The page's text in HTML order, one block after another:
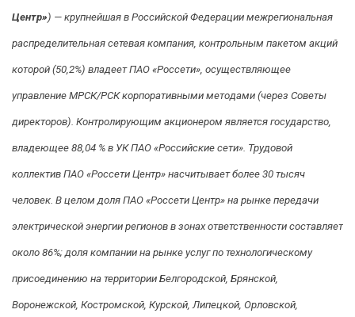
Центр») — крупнейшая в Российской Федерации межрегиональная
распределительная сетевая компания, контрольным пакетом акций
которой (50,2%) владеет ПАО «Россети», осуществляющее
управление МРСК/РСК корпоративными методами (через Советы
директоров). Контролирующим акционером является государство,
владеющее 88,04 % в УК ПАО «Российские сети». Трудовой
коллектив ПАО «Россети Центр» насчитывает более 30 тысяч
человек. В целом доля ПАО «Россети Центр» на рынке передачи
электрической энергии регионов в зонах ответственности составляет
около 86%; доля компании на рынке услуг по технологическому
присоединению на территории Белгородской, Брянской,
Воронежской, Костромской, Курской, Липецкой, Орловской,